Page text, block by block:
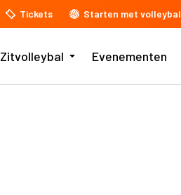
Tickets Starten met volleybal
Zitvolleybal Evenementen